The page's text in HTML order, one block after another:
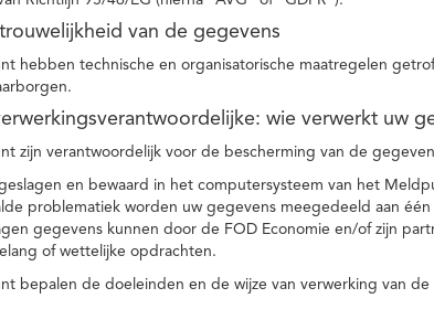
van de gegevens
hebben technische en organisatorische maatregelen
wie verwerkt uw
zijn verantwoordelijk voor de bescherming van de
en bewaard in het computersysteem van het
problematiek worden uw gegevens meegedeeld aan
gegevens kunnen door de FOD Economie en/of zijn
of wettelijke opdrachten.
bepalen de doeleinden en de wijze van verwerking van de